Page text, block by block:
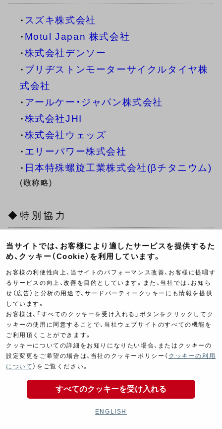
・ スズキ株式会社
・ Motul Japan 株式会社
・ 株式会社デンソー
・ ブリヂストンモーターサイクルタイヤ株
式会社
・ アールケー・ジャパン株式会社
・ 株式会社JHI
・ 株式会社ウェッズ
・ エリーパワー株式会社
・ 日本特殊螺旋工業株式会社(βチタニウム)
(敬称略)
◆特別協力
・株式会社ブルーマックス
・株式会社クシタニ
・中日本エクシス株式会社
(敬称略)
イベント内容につきましては予告無く変更する場合
があります。予めご了承ください。
荒天が予測される場合の開催の判断はヨシムラHP、
SNSでご案内致します。
会場での事故・損害等につきましては、主催者・会場
側では一切の責任を負いかねます。
開催会場へのお問い合わせはご遠慮ください。
当サイトでは、お客様により適したサービスを提供するた
め、クッキー（Cookie）を利用しています。
お客様の利便性向上、当サイトのパフォーマンス改善、お客様に提唱す
るサービスの向上、改善を目的としています。また、当社では、お知ら
せ（広告）と分析の用途で、サードパーティークッキーにも情報を提供
しています。
お客様は、「すべてのクッキーを受け入れる」ボタンをクリックしてク
ッキーの使用に同意することで、当社ウェブサイトのすべての機能を
ご利用頂くことができます。
クッキーについての詳細をお知りになりたい場合、またはクッキーの
設定変更をご希望の場合は、当社のクッキーポリシー（ クッキーの利用
について ）をご覧ください。
すべてのクッキーを受け入れる
ENGLISH